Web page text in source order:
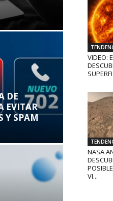
DE
EVITAR
Y SPAM
VIDEO:
NASA
VI...